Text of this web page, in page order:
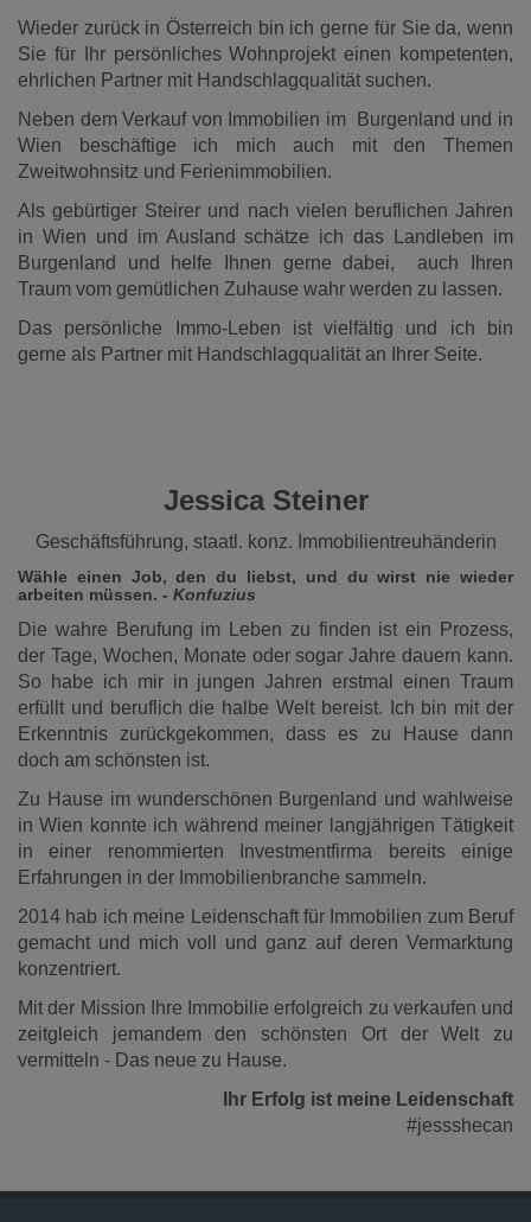
Wieder zurück in Österreich bin ich gerne für Sie da, wenn
Sie für Ihr persönliches Wohnprojekt einen kompetenten,
ehrlichen Partner mit Handschlagqualität suchen.
Neben dem Verkauf von Immobilien im Burgenland und in
Wien beschäftige ich mich auch mit den Themen
Zweitwohnsitz und Ferienimmobilien.
Als gebürtiger Steirer und nach vielen beruflichen Jahren
in Wien und im Ausland schätze ich das Landleben im
Burgenland und helfe Ihnen gerne dabei, auch Ihren
Traum vom gemütlichen Zuhause wahr werden zu lassen.
Das persönliche Immo-Leben ist vielfältig und ich bin
gerne als Partner mit Handschlagqualität an Ihrer Seite.
Jessica Steiner
Geschäftsführung, staatl. konz. Immobilientreuhänderin
Wähle einen Job, den du liebst, und du wirst nie wieder
arbeiten müssen. - Konfuzius
Die wahre Berufung im Leben zu finden ist ein Prozess,
der Tage, Wochen, Monate oder sogar Jahre dauern kann.
So habe ich mir in jungen Jahren erstmal einen Traum
erfüllt und beruflich die halbe Welt bereist. Ich bin mit der
Erkenntnis zurückgekommen, dass es zu Hause dann
doch am schönsten ist.
Zu Hause im wunderschönen Burgenland und wahlweise
in Wien konnte ich während meiner langjährigen Tätigkeit
in einer renommierten Investmentfirma bereits einige
Erfahrungen in der Immobilienbranche sammeln.
2014 hab ich meine Leidenschaft für Immobilien zum Beruf
gemacht und mich voll und ganz auf deren Vermarktung
konzentriert.
Mit der Mission Ihre Immobilie erfolgreich zu verkaufen und
zeitgleich jemandem den schönsten Ort der Welt zu
vermitteln - Das neue zu Hause.
Ihr Erfolg ist meine Leidenschaft
#jessshecan